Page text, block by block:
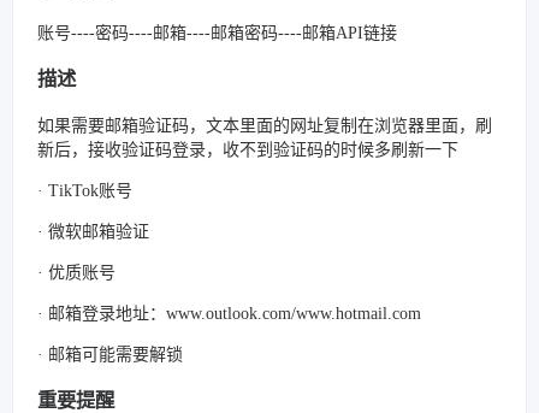
账号----密码----邮箱----邮箱密码----邮箱API链接
描述
如果需要邮箱验证码，文本里面的网址复制在浏览器里面，刷
新后，接收验证码登录，收不到验证码的时候多刷新一下
· TikTok账号
· 微软邮箱验证
· 优质账号
· 邮箱登录地址：www.outlook.com/www.hotmail.com
· 邮箱可能需要解锁
重要提醒